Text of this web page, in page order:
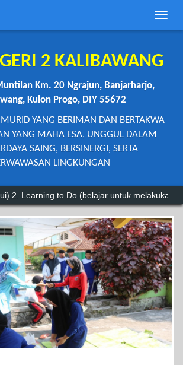
Toggle
2 KALIBAWANG
Km. 20 Ngrajun, Banjarharjo,
Kulon Progo, DIY 55672
YANG BERIMAN DAN BERTAKWA
YANG MAHA ESA, UNGGUL DALAM
SAING, BERSINERGI, SERTA
LINGKUNGAN
Do (belajar untuk melakukan) 3.